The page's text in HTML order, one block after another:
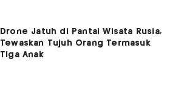
Drone Jatuh di Pantai Wisata Rusia,
Tewaskan Tujuh Orang Termasuk
Tiga Anak